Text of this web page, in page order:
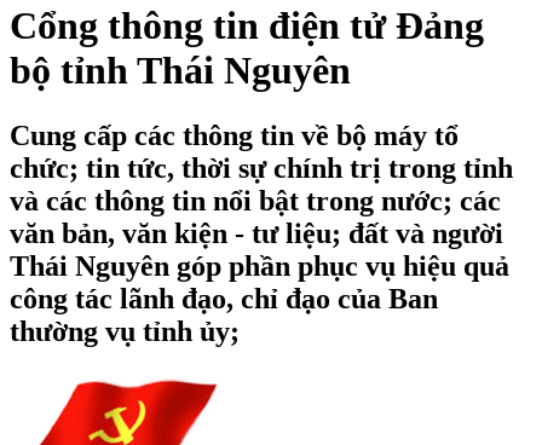
Cổng thông tin điện tử Đảng
bộ tỉnh Thái Nguyên
Cung cấp các thông tin về bộ máy tổ
chức; tin tức, thời sự chính trị trong tỉnh
và các thông tin nổi bật trong nước; các
văn bản, văn kiện - tư liệu; đất và người
Thái Nguyên góp phần phục vụ hiệu quả
công tác lãnh đạo, chỉ đạo của Ban
thường vụ tỉnh ủy;